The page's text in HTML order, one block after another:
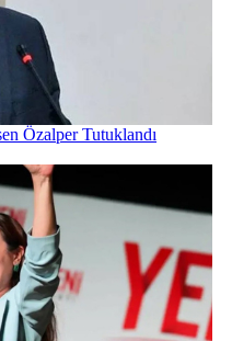
Özalper Tutuklandı